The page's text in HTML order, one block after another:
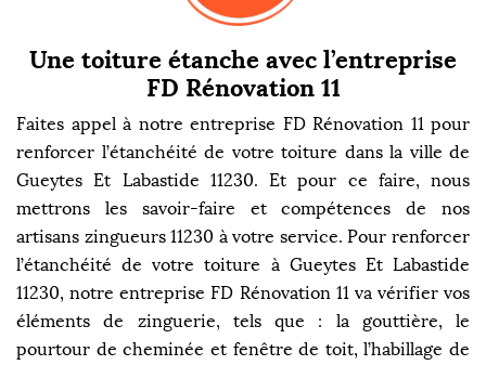
Une toiture étanche avec l’entreprise
FD Rénovation 11
Faites appel à notre entreprise FD Rénovation 11 pour
renforcer l’étanchéité de votre toiture dans la ville de
Gueytes Et Labastide 11230. Et pour ce faire, nous
mettrons les savoir-faire et compétences de nos
artisans zingueurs 11230 à votre service. Pour renforcer
l’étanchéité de votre toiture à Gueytes Et Labastide
11230, notre entreprise FD Rénovation 11 va vérifier vos
éléments de zinguerie, tels que : la gouttière, le
pourtour de cheminée et fenêtre de toit, l’habillage de